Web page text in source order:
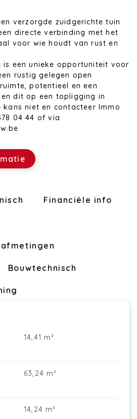
verzorgde zuidgerichte tuin
directe verbinding met het
voor wie houdt van rust en
is een unieke opportuniteit voor
rustig gelegen open
potentieel en een
dit op een topligging in
kans niet en contacteer Immo
04 44 of via
Financiële info
Bouwtechnisch
14,41 m²
63,24 m²
14,24 m²